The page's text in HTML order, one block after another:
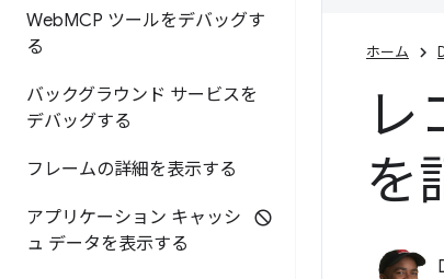
WebMCP ツールをデバッグす
る
バックグラウンド サービスを
デバッグする
フレームの詳細を表示する
アプリケーション キャッシ
ュ データを表示する
ホーム
レ
を